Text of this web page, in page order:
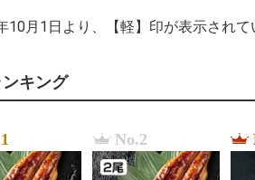
10月1日より、【軽】印が表示されて
キング
No.2